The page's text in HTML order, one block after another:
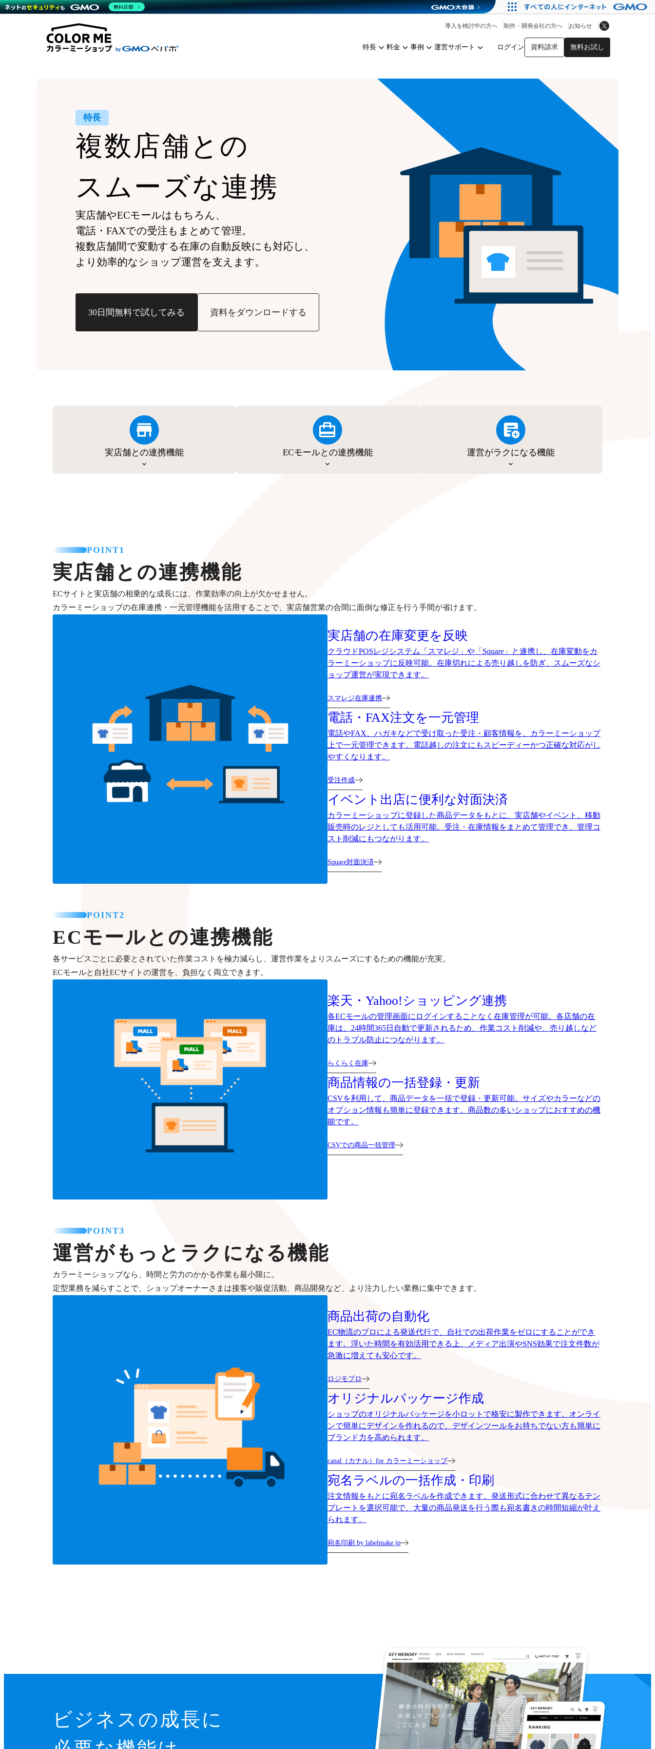
特長 料金 事例 運営サポート ログイン 資料請求 無料お試し
導入を検討中の方へ 制作・開発会社の方へ お知らせ
商材一覧を見る
機能一覧を見る
WordPress導入
モバイルアプリ
複数店舗との連携
雑貨販売 アプリストア
料金
プラン・料金一覧を見る
料金シミュレーション
事例
運営サポート
サポート一覧を見る
コミュニティイベントCarty
YouTubeチャンネル
特長
複数店舗との
スムーズな連携
実店舗やECモールはもちろん、
電話・FAXでの受注もまとめて管理。
複数店舗間で変動する在庫の自動反映にも対応し、
より効率的なショップ運営を支えます。
30日間無料で試してみる 資料をダウンロードする
実店舗との連携機能 ECモールとの連携機能 運営がラクになる機能
POINT1
実店舗との連携機能
ECサイトと実店舗の相乗的な成長には、作業効率の向上が欠かせません。
カラーミーショップの在庫連携・一元管理機能を活用することで、実店舗営業の合間に面倒な修正を行う手間が省けます。
実店舗の在庫変更を反映
クラウドPOSレジシステム「スマレジ」や「Square」と連携し、在庫変動をカ
ラーミーショップに反映可能。在庫切れによる売り越しを防ぎ、スムーズなシ
ョップ運営が実現できます。
スマレジ在庫連携
電話・FAX注文を一元管理
電話やFAX、ハガキなどで受け取った受注・顧客情報を、カラーミーショップ
上で一元管理できます。電話越しの注文にもスピーディーかつ正確な対応がし
やすくなります。
受注作成
イベント出店に便利な対面決済
カラーミーショップに登録した商品データをもとに、実店舗やイベント、移動
販売時のレジとしても活用可能。受注・在庫情報をまとめて管理でき、管理コ
スト削減にもつながります。
Square対面決済
POINT2
ECモールとの連携機能
各サービスごとに必要とされていた作業コストを極力減らし、運営作業をよりスムーズにするための機能が充実。
ECモールと自社ECサイトの運営を、負担なく両立できます。
楽天・Yahoo!ショッピング連携
各ECモールの管理画面にログインすることなく在庫管理が可能。各店舗の在
庫は、24時間365日自動で更新されるため、作業コスト削減や、売り越しなど
のトラブル防止につながります。
らくらく在庫
商品情報の一括登録・更新
CSVを利用して、商品データを一括で登録・更新可能。サイズやカラーなどの
オプション情報も簡単に登録できます。商品数の多いショップにおすすめの機
能です。
CSVでの商品一括管理
POINT3
運営がもっとラクになる機能
カラーミーショップなら、時間と労力のかかる作業も最小限に。
定型業務を減らすことで、ショップオーナーさまは接客や販促活動、商品開発など、より注力したい業務に集中できます。
商品出荷の自動化
EC物流のプロによる発送代行で、自社での出荷作業をゼロにすることができ
ます。浮いた時間を有効活用できる上、メディア出演やSNS効果で注文件数が
急激に増えても安心です。
ロジモプロ
オリジナルパッケージ作成
ショップのオリジナルパッケージを小ロットで格安に製作できます。オンライ
ンで簡単にデザインを作れるので、デザインツールをお持ちでない方も簡単に
ブランド力を高められます。
canal（カナル）for カラーミーショップ
宛名ラベルの一括作成・印刷
注文情報をもとに宛名ラベルを作成できます。発送形式に合わせて異なるテン
プレートを選択可能で、大量の商品発送を行う際も宛名書きの時間短縮が叶え
られます。
宛名印刷 by labelmake.jp
ビジネスの成長に
無料診断